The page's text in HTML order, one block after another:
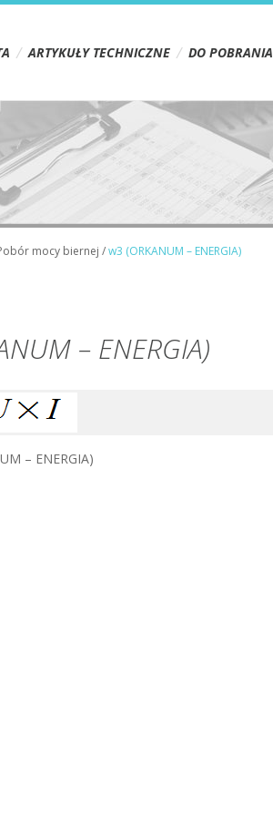
ARTYKUŁY TECHNICZNE DO POBRANIA
mocy biernej /w3 (ORKANUM – ENERGIA)
– ENERGIA)
– ENERGIA)